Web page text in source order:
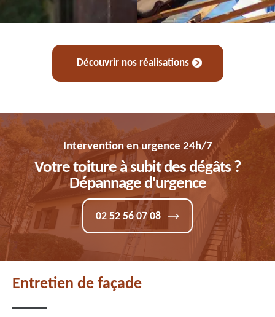
Découvrir nos réalisations
Intervention en urgence 24h/7
Votre toiture à subit des dégâts ?
Dépannage d'urgence
02 52 56 07 08
Entretien de façade